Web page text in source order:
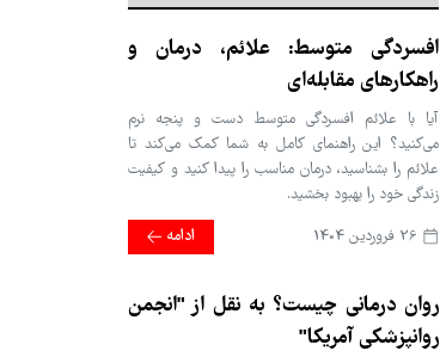
افسردگی متوسط: علائم، درمان و
راهکارهای مقابله‌ای
آیا با علائم افسردگی متوسط دست و پنجه نرم
می‌کنید؟ این راهنمای کامل به شما کمک می‌کند تا
علائم را بشناسید، درمان مناسب را پیدا کنید و کیفیت
زندگی خود را بهبود بخشید.
ادامه
روان درمانی چیست؟ به نقل از "انجمن
روانپزشکی آمریکا"